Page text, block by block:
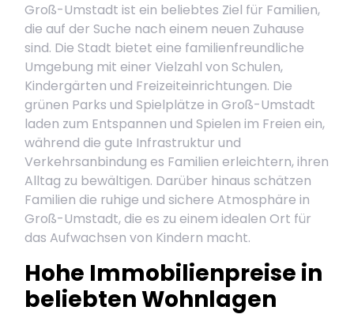
Groß-Umstadt ist ein beliebtes Ziel für Familien,
die auf der Suche nach einem neuen Zuhause
sind. Die Stadt bietet eine familienfreundliche
Umgebung mit einer Vielzahl von Schulen,
Kindergärten und Freizeiteinrichtungen. Die
grünen Parks und Spielplätze in Groß-Umstadt
laden zum Entspannen und Spielen im Freien ein,
während die gute Infrastruktur und
Verkehrsanbindung es Familien erleichtern, ihren
Alltag zu bewältigen. Darüber hinaus schätzen
Familien die ruhige und sichere Atmosphäre in
Groß-Umstadt, die es zu einem idealen Ort für
das Aufwachsen von Kindern macht.
Hohe Immobilienpreise in
beliebten Wohnlagen